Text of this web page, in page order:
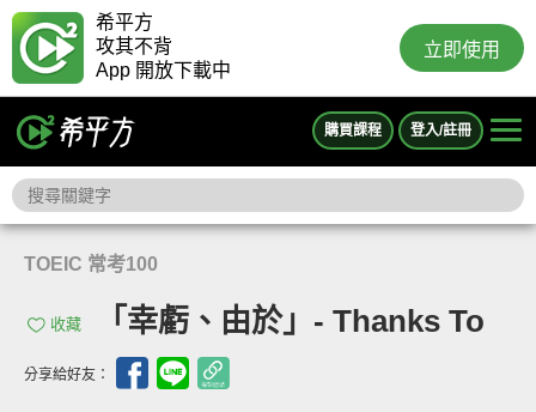
希平方
攻其不背
App 開放下載中
立即使用
購買課程 登入/註冊
TOEIC 常考100
收藏 「幸虧、由於」- Thanks To
分享給好友：